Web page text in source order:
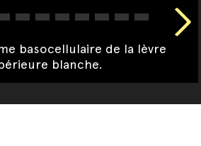
basocellulaire de la lèvre
blanche.